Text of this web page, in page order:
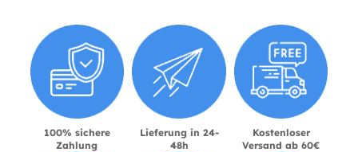
100% sichere
Zahlung
Lieferung in 24-
48h
Kostenloser
Versand ab 60€